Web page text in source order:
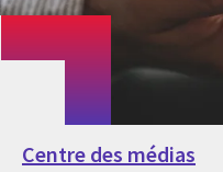
Centre des médias